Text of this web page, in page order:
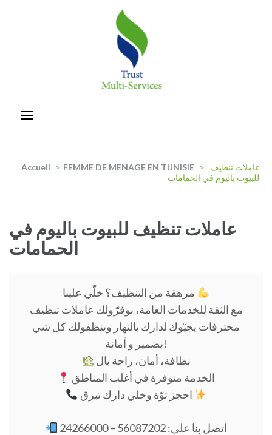
Accueil > FEMME DE MENAGE EN TUNISIE >
عاملات تنظيف
للبيوت باليوم في الحمامات
عاملات تنظيف للبيوت باليوم في
الحمامات
مع الثقة للخدمات العامة، نوفرّولك عاملات تنظيف
محترفات يجيّوك لدارك بالنهار وينظفولك كل شي
بضمير و أمانة!
نظافة، أمان، راحة بال
الخدمة متوفرة في أغلب المناطق
اتصل بنا على: 56087202 – 24266000